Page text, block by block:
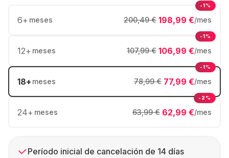
6+ meses 198,99 €/mes
200,49 €
-1%
12+ meses 106,99 €/mes
107,99 €
-1%
18+ meses 77,99 €/mes
78,99 €
-1%
24+ meses 62,99 €/mes
63,99 €
-2%
Período inicial de cancelación de 14 días